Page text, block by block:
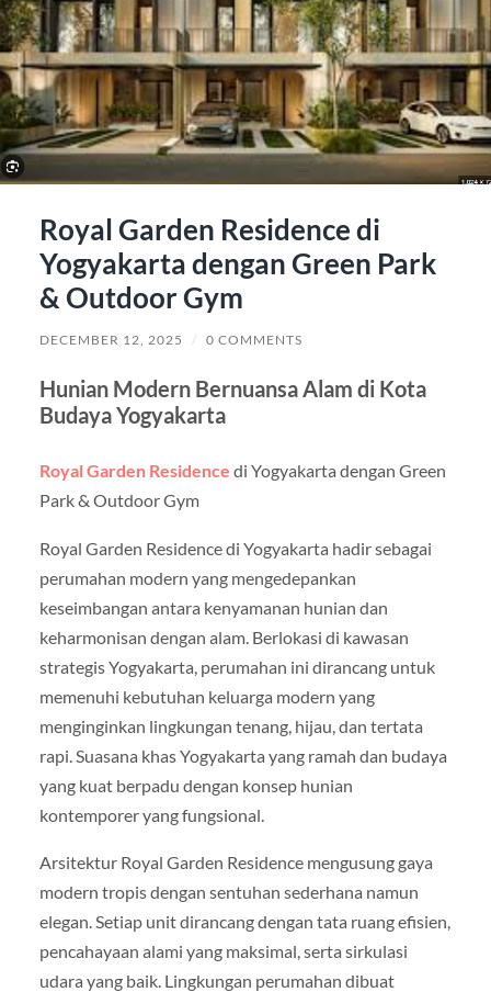
Royal Garden Residence di
Yogyakarta dengan Green Park
& Outdoor Gym
DECEMBER 12, 2025 / 0 COMMENTS
Hunian Modern Bernuansa Alam di Kota
Budaya Yogyakarta
Royal Garden Residence di Yogyakarta dengan Green
Park & Outdoor Gym
Royal Garden Residence di Yogyakarta hadir sebagai
perumahan modern yang mengedepankan
keseimbangan antara kenyamanan hunian dan
keharmonisan dengan alam. Berlokasi di kawasan
strategis Yogyakarta, perumahan ini dirancang untuk
memenuhi kebutuhan keluarga modern yang
menginginkan lingkungan tenang, hijau, dan tertata
rapi. Suasana khas Yogyakarta yang ramah dan budaya
yang kuat berpadu dengan konsep hunian
kontemporer yang fungsional.
Arsitektur Royal Garden Residence mengusung gaya
modern tropis dengan sentuhan sederhana namun
elegan. Setiap unit dirancang dengan tata ruang efisien,
pencahayaan alami yang maksimal, serta sirkulasi
udara yang baik. Lingkungan perumahan dibuat